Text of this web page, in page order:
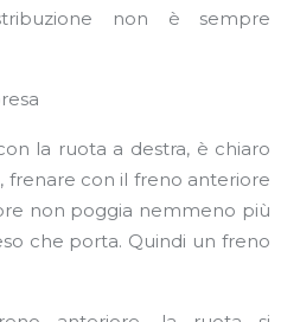
non è sempre
la ruota a destra, è chiaro
frenare con il freno anteriore
non poggia nemmeno più
che porta. Quindi un freno